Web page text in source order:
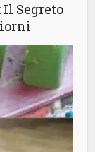
Il Segreto